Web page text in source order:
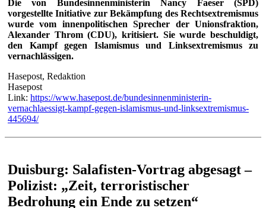
Die von Bundesinnenministerin Nancy Faeser (SPD)
vorgestellte Initiative zur Bekämpfung des Rechtsextremismus
wurde vom innenpolitischen Sprecher der Unionsfraktion,
Alexander Throm (CDU), kritisiert. Sie wurde beschuldigt,
den Kampf gegen Islamismus und Linksextremismus zu
vernachlässigen.
Hasepost, Redaktion
Hasepost
Link: https://www.hasepost.de/bundesinnenministerin-
vernachlaessigt-kampf-gegen-islamismus-und-linksextremismus-
445694/
Duisburg: Salafisten-Vortrag abgesagt –
Polizist: „Zeit, terroristischer
Bedrohung ein Ende zu setzen“